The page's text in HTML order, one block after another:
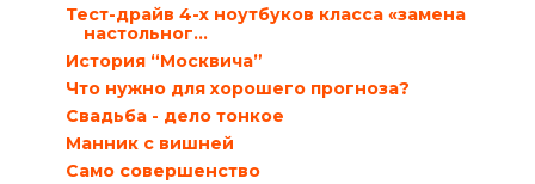
Тест-драйв 4-х ноутбуков класса «замена
настольног...
История “Москвича”
Что нужно для хорошего прогноза?
Свадьба - дело тонкое
Манник с вишней
Само совершенство